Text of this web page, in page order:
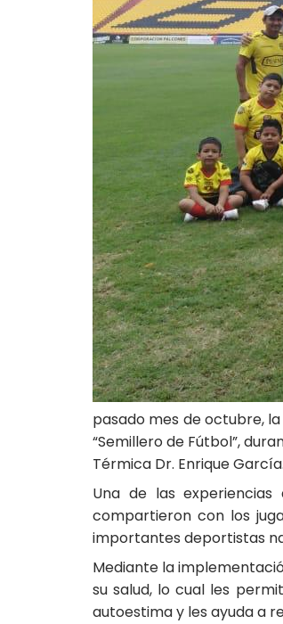
pasado mes de octubre,
“Semillero de Fútbol”,
Térmica Dr. Enrique García.
Una de las
compartieron con los
importantes deportistas
Mediante la
su salud, lo cual les
autoestima y les ayuda a